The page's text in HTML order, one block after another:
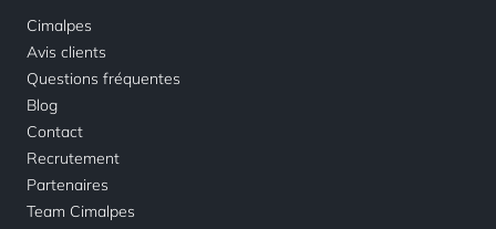
Cimalpes
Avis clients
Questions fréquentes
Blog
Contact
Recrutement
Partenaires
Team Cimalpes